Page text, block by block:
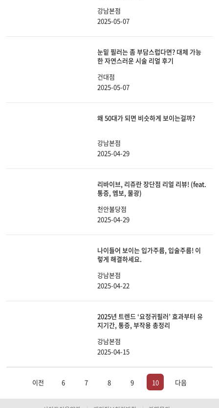
강남본점
2025-05-07
눈밑 필러는 좀 부담스럽다면? 대체 가능
한 자연스러운 시술 리얼 후기
건대점
2025-05-07
왜 50대가 되면 비슷하게 보이는걸까?
강남본점
2025-04-29
리바이브, 리쥬란 장단점 리얼 리뷰! (feat.
통증, 엠보, 물광)
천안불당점
2025-04-29
나이들어 보이는 입가주름, 입술주름! 이
렇게 해결하세요.
강남본점
2025-04-22
2025년 트렌드 ‘요정귀필러’ 효과부터 유
지기간, 통증, 부작용 총정리
강남본점
2025-04-15
이전 6 7 8 9 10 다음